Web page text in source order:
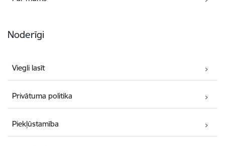
Noderīgi
Viegli lasīt
Privātuma politika
Piekļūstamība